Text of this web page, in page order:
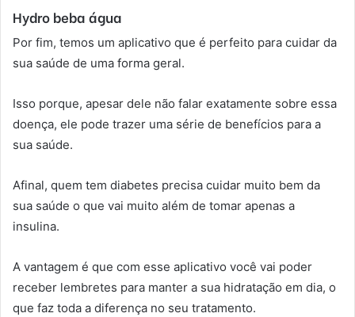
Hydro beba água
Por fim, temos um aplicativo que é perfeito para cuidar da
sua saúde de uma forma geral.
Isso porque, apesar dele não falar exatamente sobre essa
doença, ele pode trazer uma série de benefícios para a
sua saúde.
Afinal, quem tem diabetes precisa cuidar muito bem da
sua saúde o que vai muito além de tomar apenas a
insulina.
A vantagem é que com esse aplicativo você vai poder
receber lembretes para manter a sua hidratação em dia, o
que faz toda a diferença no seu tratamento.